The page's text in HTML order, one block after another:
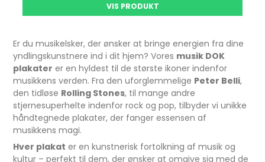
VIS PRODUKT
Er du musikelsker, der ønsker at bringe energien fra dine
yndlingskunstnere ind i dit hjem? Vores musik DOK
plakater er en hyldest til de største ikoner indenfor
musikkens verden. Fra den uforglemmelige Peter Belli,
den tidløse Rolling Stones, til mange andre
stjernesuperhelte indenfor rock og pop, tilbyder vi unikke
håndtegnede plakater, der fanger essensen af
musikkens magi.
Hver plakat er en kunstnerisk fortolkning af musik og
kultur – perfekt til dem, der ønsker at omgive sig med de